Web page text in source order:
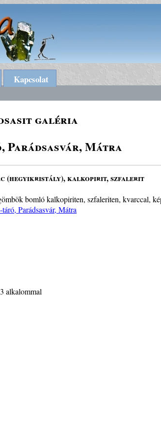
Kapcsolat
galéria
Parádsasvár, Mátra
(hegyikristály), kalkopirit, szfalerit
bomló kalkopiriten, szfaleriten, kvarccal,
Parádsasvár, Mátra
alkalommal